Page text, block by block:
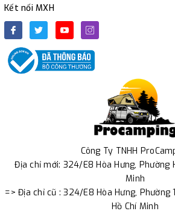
Kết nối MXH
Công Ty TNHH
Địa chỉ mới: 324/E8 Hòa Hưng, Phường
Minh
=> Địa chỉ cũ : 324/E8 Hòa Hưng, Phường
Hồ Chí Minh